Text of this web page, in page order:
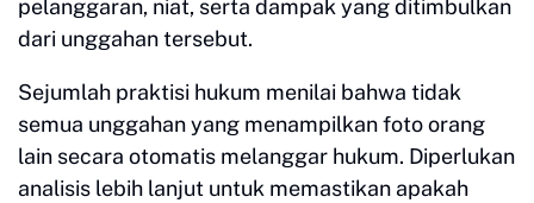
pelanggaran, niat, serta dampak yang ditimbulkan
dari unggahan tersebut.
Sejumlah praktisi hukum menilai bahwa tidak
semua unggahan yang menampilkan foto orang
lain secara otomatis melanggar hukum. Diperlukan
analisis lebih lanjut untuk memastikan apakah